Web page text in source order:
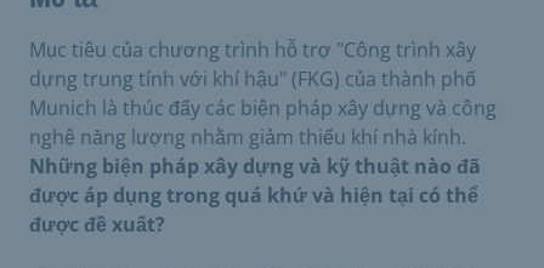
Mục tiêu của chương trình hỗ trợ "Công trình xây
dựng trung tính với khí hậu" (FKG) của thành phố
Munich là thúc đẩy các biện pháp xây dựng và công
nghệ năng lượng nhằm giảm thiểu khí nhà kính.
Những biện pháp xây dựng và kỹ thuật nào đã
được áp dụng trong quá khứ và hiện tại có thể
được đề xuất?